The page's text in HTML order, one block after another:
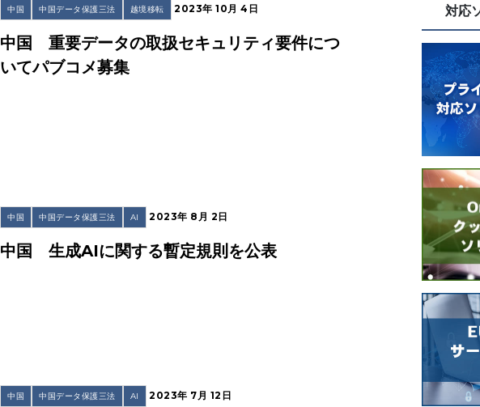
中国 中国データ保護三法 越境移転 2023年 10月 4日
中国 重要データの取扱セキュリティ要件につ
いてパブコメ募集
中国 中国データ保護三法 AI 2023年 8月 2日
中国 生成AIに関する暫定規則を公表
中国 中国データ保護三法 AI 2023年 7月 12日
対応